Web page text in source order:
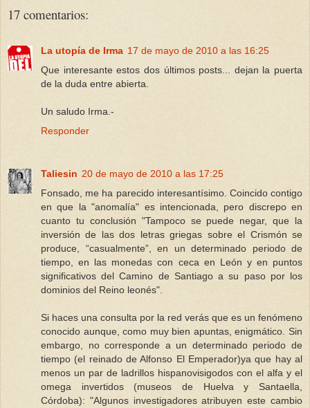
17 comentarios:
La utopía de Irma 17 de mayo de 2010 a las 16:25
Que interesante estos dos últimos posts... dejan la puerta
de la duda entre abierta.
Un saludo Irma.-
Responder
Taliesin 20 de mayo de 2010 a las 17:25
Fonsado, me ha parecido interesantísimo. Coincido contigo
en que la "anomalía" es intencionada, pero discrepo en
cuanto tu conclusión "Tampoco se puede negar, que la
inversión de las dos letras griegas sobre el Crismón se
produce, “casualmente”, en un determinado periodo de
tiempo, en las monedas con ceca en León y en puntos
significativos del Camino de Santiago a su paso por los
dominios del Reino leonés".
Si haces una consulta por la red verás que es un fenómeno
conocido aunque, como muy bien apuntas, enigmático. Sin
embargo, no corresponde a un determinado periodo de
tiempo (el reinado de Alfonso El Emperador)ya que hay al
menos un par de ladrillos hispanovisigodos con el alfa y el
omega invertidos (museos de Huelva y Santaella,
Córdoba): "Algunos investigadores atribuyen este cambio